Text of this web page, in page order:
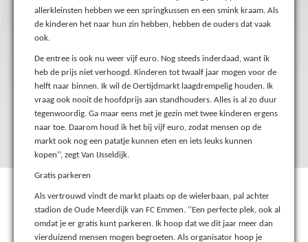
allerkleinsten hebben we een springkussen en een smink kraam. Als
de kinderen het naar hun zin hebben, hebben de ouders dat vaak
ook.
De entree is ook nu weer vijf euro. Nog steeds inderdaad, want ik
heb de prijs niet verhoogd. Kinderen tot twaalf jaar mogen voor de
helft naar binnen. Ik wil de Oertijdmarkt laagdrempelig houden. Ik
vraag ook nooit de hoofdprijs aan standhouders. Alles is al zo duur
tegenwoordig. Ga maar eens met je gezin met twee kinderen ergens
naar toe. Daarom houd ik het bij vijf euro, zodat mensen op de
markt ook nog een patatje kunnen eten en iets leuks kunnen
kopen’’, zegt Van IJsseldijk.
Gratis parkeren
Als vertrouwd vindt de markt plaats op de wielerbaan, pal achter
stadion de Oude Meerdijk van FC Emmen. ‘’Een perfecte plek, ook al
omdat je er gratis kunt parkeren. Ik hoop dat we dit jaar meer dan
vierduizend mensen mogen begroeten. Als organisator hoop je